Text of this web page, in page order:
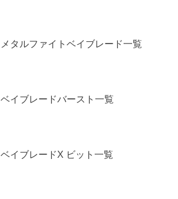
メタルファイトベイブレード一覧
ベイブレードバースト一覧
ベイブレードX ビット一覧